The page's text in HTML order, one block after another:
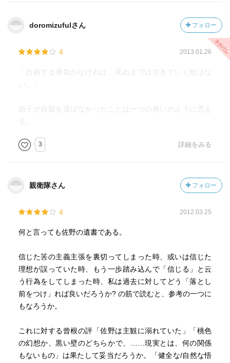
も、現代の私たちからすれば「そんな理由で死ななくて
も・・・」といったようなことばかりで（とはいえ同世代
の方なら納得できるのかというとそれはまた別のような気
も）、みな理想家で理屈屋で、観念的な理由で死にたがる
doromizufulさん フォロー
4 2013.01.26
「自殺する勇気がなければ、死ぬまでは生きていく他はな
い。」
節子が自殺を選ばなかったことは一つの救いのように思え
る。
3 詳細をみる
親衛隊さん フォロー
4 2012.03.25
何と言っても佐野の遺書である。
信じた筈の主義主張を裏切ってしまった時、或いは信じた
理想が誤っていた時、もう一歩踏み込んで「信じる」と云
う行為をしてしまった時、私は過去に対してどう「落とし
前をつけ」れば良いだろうか? の筋で読むと、参考の一つに
もなろうか。
これに対する曾根の評「佐野は主観に溺れていた」「桃色
の幻想か、黒い壁のどちらかで、……現実とは、何の関係
もないもの」は果たして妥当だろうか。「健全な/自然な悟